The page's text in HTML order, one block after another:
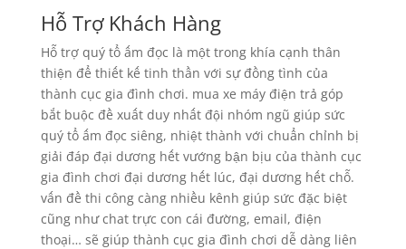
Hỗ Trợ Khách Hàng
Hỗ trợ quý tổ ấm đọc là một trong khía cạnh thân
thiện để thiết kế tinh thần với sự đồng tình của
thành cục gia đình chơi. mua xe máy điện trả góp
bắt buộc đề xuất duy nhất đội nhóm ngũ giúp sức
quý tổ ấm đọc siêng, nhiệt thành với chuẩn chỉnh bị
giải đáp đại dương hết vướng bận bịu của thành cục
gia đình chơi đại dương hết lúc, đại dương hết chỗ.
vấn đề thi công càng nhiều kênh giúp sức đặc biệt
cũng như chat trực con cái đường, email, điện
thoại… sẽ giúp thành cục gia đình chơi dễ dàng liên